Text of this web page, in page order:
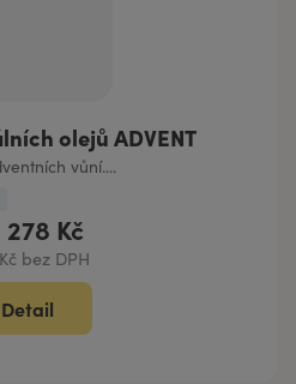
olejů ADVENT
vůní....
278 Kč
bez DPH
Detail